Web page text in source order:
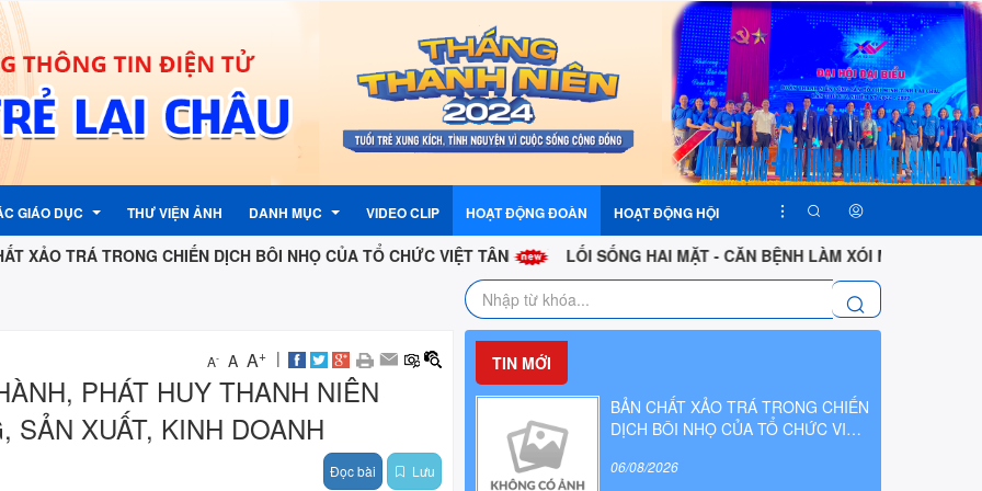
NƯỚC
GIÁO DỤC THƯ VIỆN ẢNH DANH MỤC
LIÊN KẾT TRANG TIN ĐIỆN TỬ
THƯ ĐIỆN TỬ CÔNG VỤ
PHẦN MỀM QUẢN LÍ VĂN BẢN
VIDEO CLIP HOẠT ĐỘNG ĐOÀN HOẠT ĐỘNG HỘI
TRONG CHIẾN DỊCH BÔI NHỌ CỦA TỔ CHỨC VIỆT TÂN
LỐI SỐNG HAI MẶT - CĂN BỆNH LÀM XÓI MÒN PHẨM CHẤT CÁN
A- A A+ |
PHÁT HUY THANH NIÊN
SẢN XUẤT, KINH DOANH
Đọc bài Lưu
TIN MỚI
BẢN CHẤT XẢO TRÁ TRONG CHIẾN
DỊCH BÔI NHỌ CỦA TỔ CHỨC VIỆT
06/08/2026